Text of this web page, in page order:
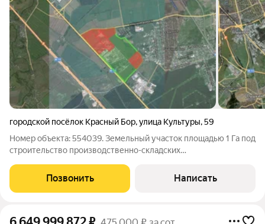
городской посёлок Красный Бор,улица Культуры,59
Номер объекта: 554039. Земельный участок площадью 1 Га под
строительство производственно-складских
парка составляет 218 Га Категория земель: Земли населённых
пунктов, для размещения объектов
Позвонить Написать